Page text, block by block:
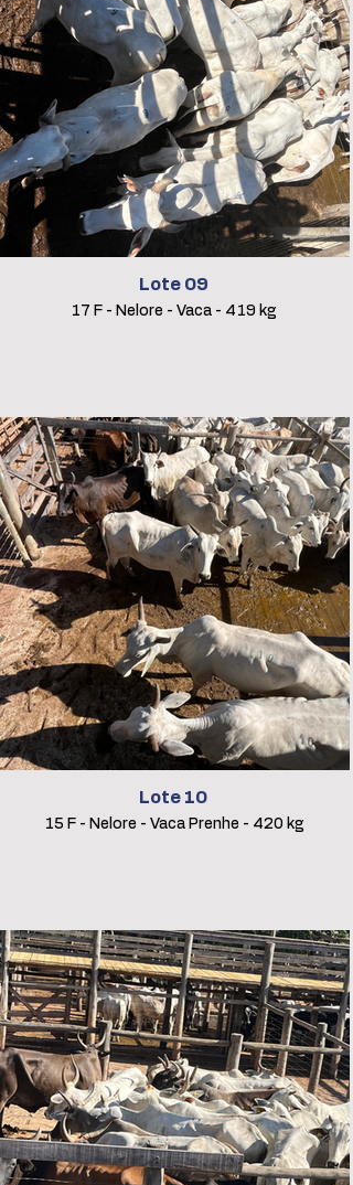
Lote 09
17 F - Nelore - Vaca - 419 kg
Lote 10
15 F - Nelore - Vaca Prenhe - 420 kg